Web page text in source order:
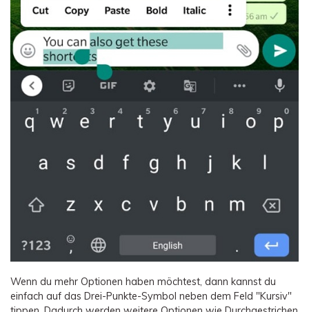
Wenn du mehr Optionen haben möchtest, dann kannst du
einfach auf das Drei-Punkte-Symbol neben dem Feld "Kursiv"